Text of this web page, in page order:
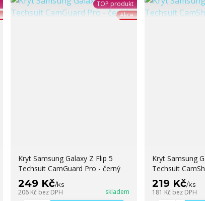
TOP produkt
Akce
Kryt Samsung Galaxy Z Flip 5
Techsuit CamGuard Pro - černý
249 Kč/ks
206 Kč bez DPH skladem
Kryt Samsung
Techsuit
219 Kč/ks
181 Kč bez DPH